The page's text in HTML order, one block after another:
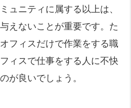
ュニティに属する以上は、
えないことが重要です。た
フィスだけで作業をする職
ィスで仕事をする人に不快
が良いでしょう。